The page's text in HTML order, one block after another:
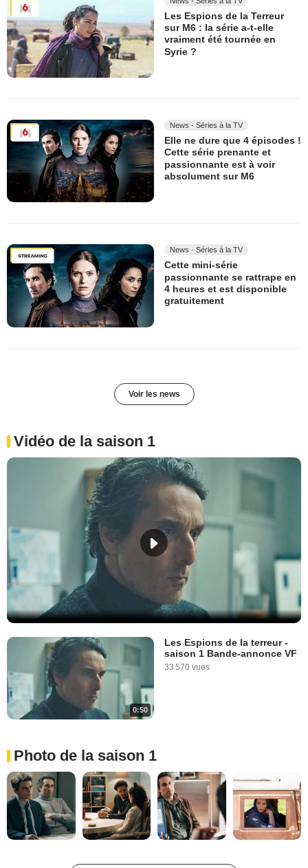
Les Espions de la Terreur
sur M6 : la série a-t-elle
vraiment été tournée en
Syrie ?
News - Séries à la TV
Elle ne dure que 4 épisodes !
Cette série prenante et
passionnante est à voir
absolument sur M6
News - Séries à la TV
Cette mini-série
passionnante se rattrape en
4 heures et est disponible
gratuitement
Voir les news
Vidéo de la saison 1
0:50
Les Espions de la terreur -
saison 1 Bande-annonce VF
33 570 vues
Photo de la saison 1